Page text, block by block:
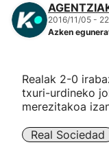
Atletismoa
Mendi-lasterketak
Kirol gehiago
"Helmuga"
2016/11/05 -
Azken
Realak 2-0
txuri-urdineko
merezitakoa
Real Sociedad